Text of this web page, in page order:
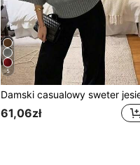
5
61,06zł